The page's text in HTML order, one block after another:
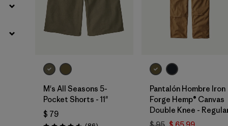
M's All Seasons 5-
Pocket Shorts - 11"
$ 79
Pantalón Hombre Iron
Forge Hemp® Canvas
Double Knee -